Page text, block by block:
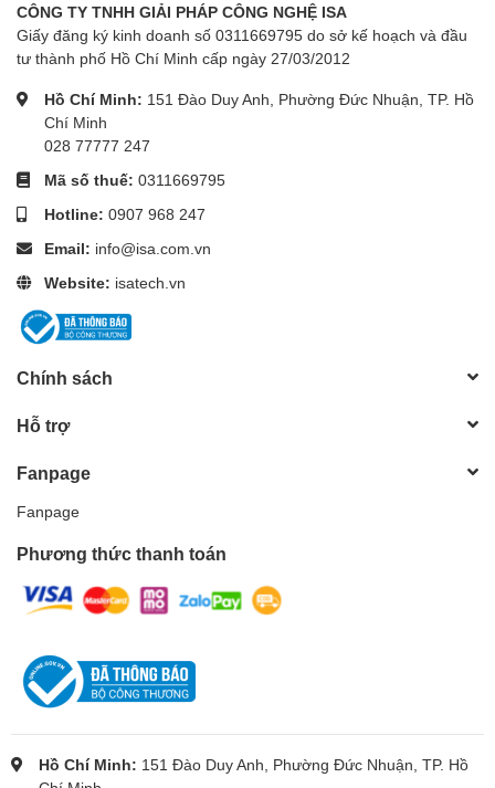
CÔNG TY TNHH GIẢI PHÁP CÔNG NGHỆ ISA
Giấy đăng ký kinh doanh số 0311669795 do sở kế hoạch và đầu
tư thành phố Hồ Chí Minh cấp ngày 27/03/2012
Hồ Chí Minh: 151 Đào Duy Anh, Phường Đức Nhuận, TP. Hồ
Chí Minh
028 77777 247
Mã số thuế: 0311669795
Hotline: 0907 968 247
Email: info@isa.com.vn
Website: isatech.vn
Chính sách
Hỗ trợ
Fanpage
Fanpage
Phương thức thanh toán
Hồ Chí Minh: 151 Đào Duy Anh, Phường Đức Nhuận, TP. Hồ